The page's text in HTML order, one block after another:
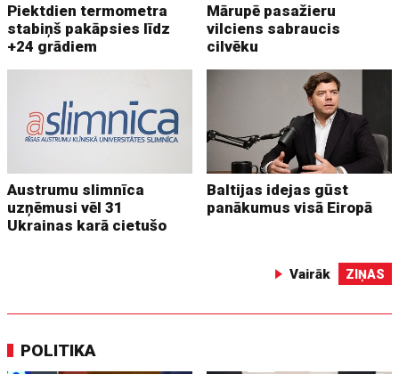
Piektdien termometra
stabiņš pakāpsies līdz
+24 grādiem
Mārupē pasažieru
vilciens sabraucis
cilvēku
Austrumu slimnīca
uzņēmusi vēl 31
Ukrainas karā cietušo
Baltijas idejas gūst
panākumus visā Eiropā
Vairāk ZIŅAS
POLITIKA